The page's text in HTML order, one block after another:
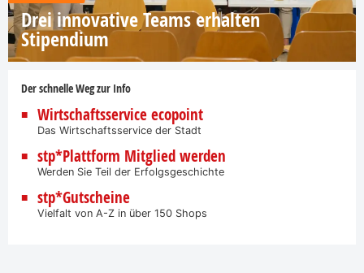
Drei innovative Teams erhalten
Stipendium
Der schnelle Weg zur Info
Wirtschaftsservice ecopoint
Das Wirtschaftsservice der Stadt
stp*Plattform Mitglied werden
Werden Sie Teil der Erfolgsgeschichte
stp*Gutscheine
Vielfalt von A-Z in über 150 Shops